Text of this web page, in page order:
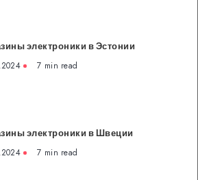
электроники в Эстонии
7 min read
электроники в Швеции
7 min read